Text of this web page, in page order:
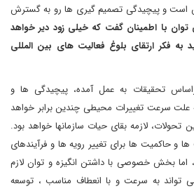
است و پیچیدگی تصمیم گیری ها رو به گسترش
توان با اطمینان گفت که خیلی زود دیر خواهد
به فکر ارتقای بلوغ فعالیت های بین المللی
تحقیقات به عمل آمده، پیچیدگی ها و
علت سرعت تغییرات محیطی چندین برابر خواهد
لازمه بقای حیات سازمانها خواهد بود.
و حاکمیت ها برای تغییر رویه ها و فرآیندهای
اما بخش خصوصی با داشتن انگیزه و توان لازم
تواند به سرعت و با انعطاف مناسب ، توسعه